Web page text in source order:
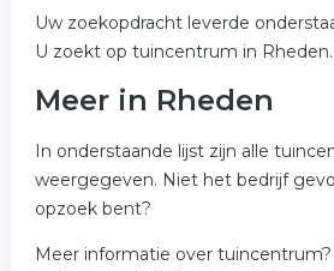
Uw zoekopdracht leverde
U zoekt op tuincentrum in Rheden.
Meer in Rheden
In onderstaande lijst zijn alle
weergegeven. Niet het bedrijf
opzoek bent?
Meer informatie over